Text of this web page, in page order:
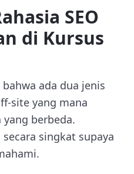
SEO
di Kursus
ada dua jenis
site yang mana
berbeda.
singkat supaya